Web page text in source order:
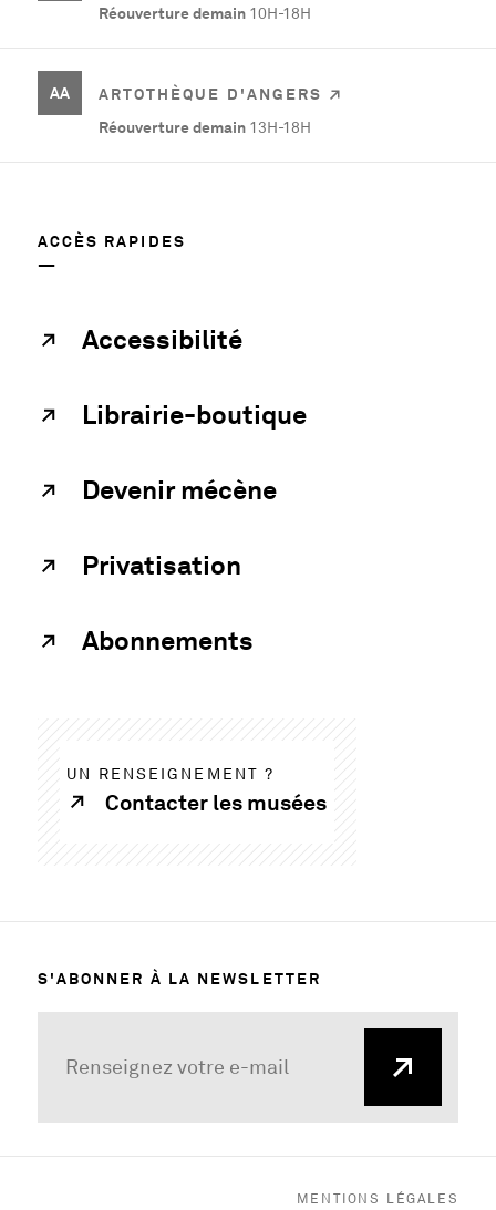
Réouverture demain 10H-18H
AA
ARTOTHÈQUE D'ANGERS
Réouverture demain 13H-18H
ACCÈS RAPIDES
Accessibilité
Librairie-boutique
Devenir mécène
Privatisation
Abonnements
UN RENSEIGNEMENT ?
Contacter les musées
S'ABONNER À LA NEWSLETTER
MENTIONS LÉGALES